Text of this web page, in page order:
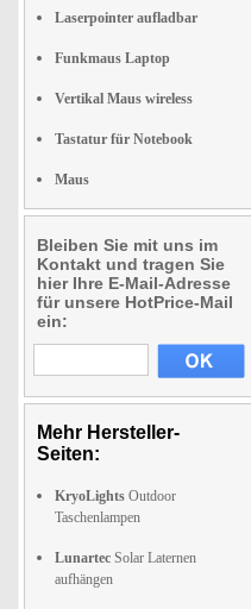
Laserpointer aufladbar
Funkmaus Laptop
Vertikal Maus wireless
Tastatur für Notebook
Maus
Bleiben Sie mit uns im
Kontakt und tragen Sie
hier Ihre E-Mail-Adresse
für unsere HotPrice-Mail
ein:
Mehr Hersteller-
Seiten:
KryoLights Outdoor
Taschenlampen
Lunartec Solar Laternen
aufhängen